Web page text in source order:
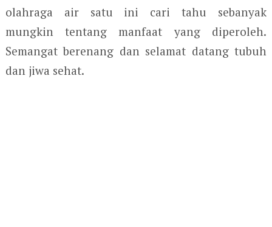
olahraga air satu ini cari tahu sebanyak
mungkin tentang manfaat yang diperoleh.
Semangat berenang dan selamat datang tubuh
dan jiwa sehat.